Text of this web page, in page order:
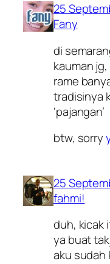
25
Fany
di
kauman
rame
tradisinya
‘pajangan’
btw, sorry
25
fahmi!
duh, kicak
ya buat
aku sudah